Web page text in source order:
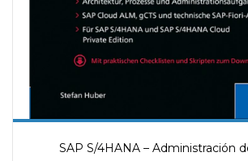
SAP S/4HANA – Administración